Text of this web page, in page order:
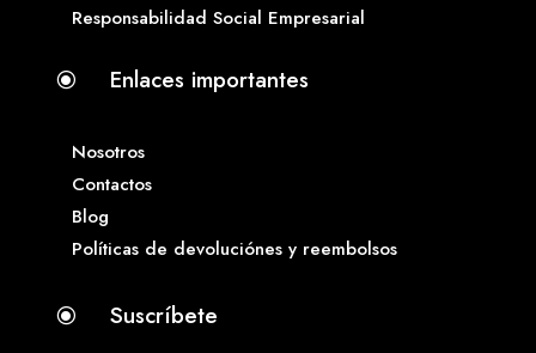
Responsabilidad Social Empresarial
\ Enlaces importantes
Nosotros
Contactos
Blog
Políticas de devoluciónes y reembolsos
\ Suscríbete